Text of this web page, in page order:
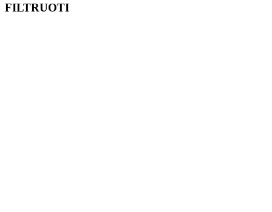
FILTRUOTI